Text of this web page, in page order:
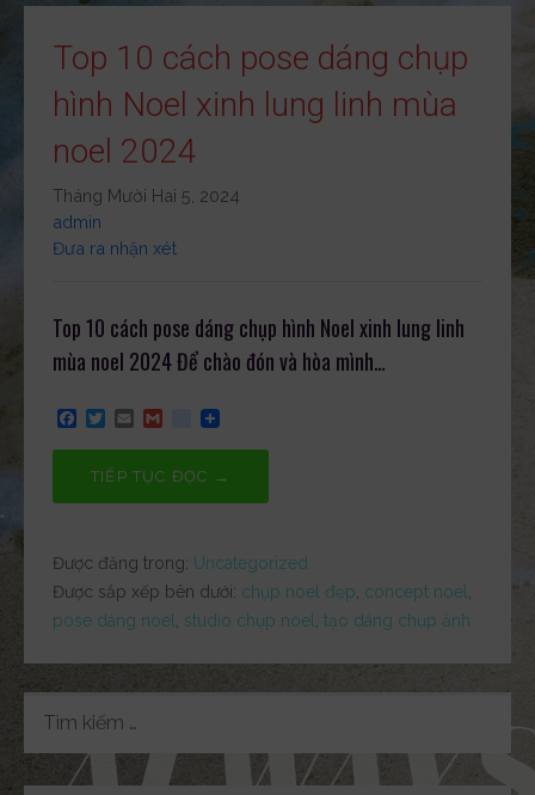
Top 10 cách pose dáng chụp
hình Noel xinh lung linh mùa
noel 2024
Tháng Mười Hai 5, 2024
admin
Đưa ra nhận xét
Top 10 cách pose dáng chụp hình Noel xinh lung linh
mùa noel 2024 Để chào đón và hòa mình…
c
k
i
t
m
a
i
a
i
o
g
b
o
o
k
m
r
k
TIẾP TỤC ĐỌC →
Được đăng trong: Uncategorized
Được sắp xếp bên dưới: chụp noel đẹp concept noel
pose dáng noel
studio chụp noel tạo dáng chụp ảnh
KIẾM